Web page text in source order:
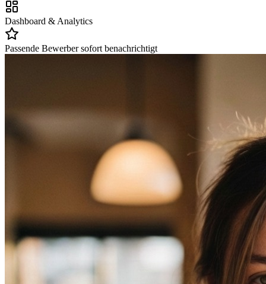
Dashboard & Analytics
Passende Bewerber sofort benachrichtigt